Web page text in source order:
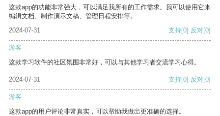
这款app的功能非常强大，可以满足我所有的工作需求。我可以使用它来
编辑文档、制作演示文稿、管理日程安排等。
2024-07-31
支持[0] 反对[0]
游客
这款学习软件的社区氛围非常好，可以与其他学习者交流学习心得。
2024-07-31 支持[0] 反对[0]
游客
这款app的用户评论非常真实，可以帮助我做出更准确的选择。